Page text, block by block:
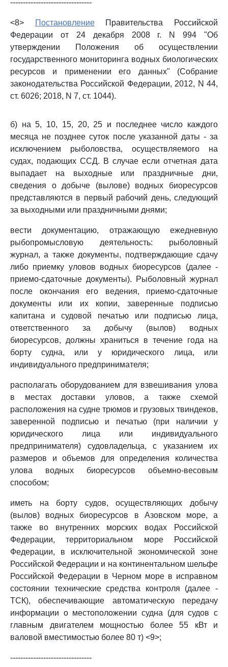
--------------------------------
<8> ПостановлениеПравительства Российской
Федерации от 24 декабря 2008 г. N 994 "Об
утверждении Положения об осуществлении
государственного мониторинга водных биологических
ресурсов и применении его данных" (Собрание
законодательства Российской Федерации, 2012, N 44,
ст. 6026; 2018, N 7, ст. 1044).
б) на 5, 10, 15, 20, 25 и последнее число каждого
месяца не позднее суток после указанной даты - за
исключением рыболовства, осуществляемого на
судах, подающих ССД. В случае если отчетная дата
выпадает на выходные или праздничные дни,
сведения о добыче (вылове) водных биоресурсов
представляются в первый рабочий день, следующий
за выходными или праздничными днями;
вести документацию, отражающую ежедневную
рыбопромысловую деятельность: рыболовный
журнал, а также документы, подтверждающие сдачу
либо приемку уловов водных биоресурсов (далее -
приемо-сдаточные документы). Рыболовный журнал
после окончания его ведения, приемо-сдаточные
документы или их копии, заверенные подписью
капитана и судовой печатью или подписью лица,
ответственного за добычу (вылов) водных
биоресурсов, должны храниться в течение года на
борту судна, или у юридического лица, или
индивидуального предпринимателя;
располагать оборудованием для взвешивания улова
в местах доставки уловов, а также схемой
расположения на судне трюмов и грузовых твиндеков,
заверенной подписью и печатью (при наличии у
юридического лица или индивидуального
предпринимателя) судовладельца, с указанием их
размеров и объемов для определения количества
улова водных биоресурсов объемно-весовым
способом;
иметь на борту судов, осуществляющих добычу
(вылов) водных биоресурсов в Азовском море, а
также во внутренних морских водах Российской
Федерации, территориальном море Российской
Федерации, в исключительной экономической зоне
Российской Федерации и на континентальном шельфе
Российской Федерации в Черном море в исправном
состоянии технические средства контроля (далее -
ТСК), обеспечивающие автоматическую передачу
информации о местоположении судна (для судов с
главным двигателем мощностью более 55 кВт и
валовой вместимостью более 80 т) <9>;
--------------------------------